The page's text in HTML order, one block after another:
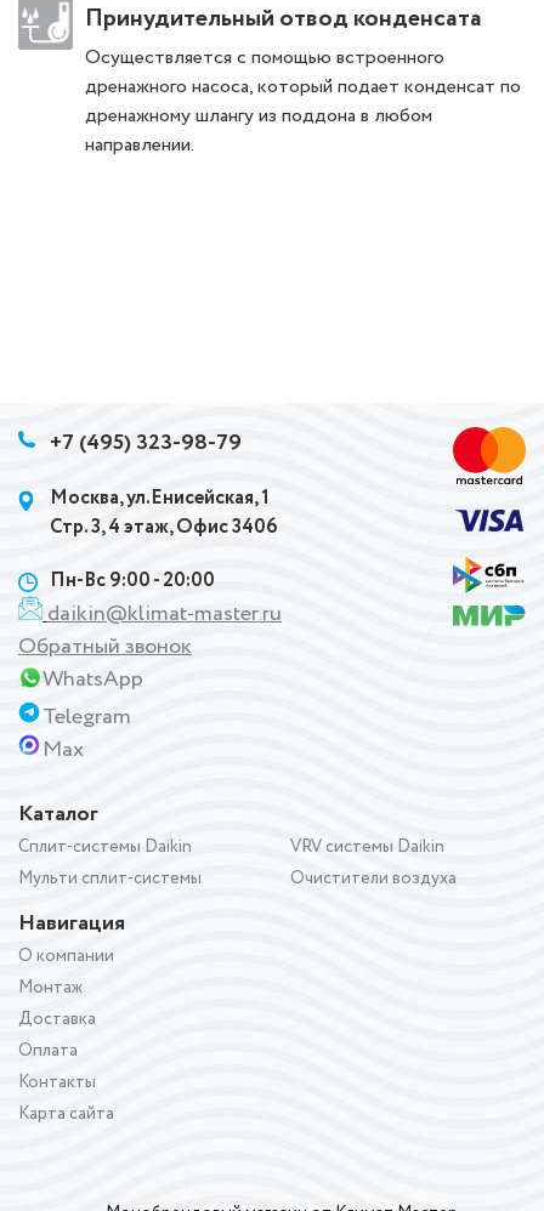
Принудительный отвод конденсата
Осуществляется с помощью встроенного
дренажного насоса, который подает конденсат по
дренажному шлангу из поддона в любом
направлении.
Каталог
Сплит-системы Daikin
Мульти сплит-системы
VRV системы Daikin
Очистители воздуха
Навигация
О компании
Монтаж
Доставка
Оплата
Контакты
Карта сайта
+7 (495) 323-98-79
Москва, ул.Енисейская, 1
Стр. 3, 4 этаж, Офис 3406
Пн-Вс 9:00 - 20:00
daikin@klimat-master.ru
Обратный звонок
WhatsApp
Telegram
Max